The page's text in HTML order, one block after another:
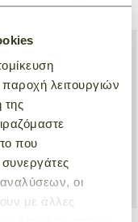
λειτουργιών
της
που
συνεργάτες
οι
με άλλες